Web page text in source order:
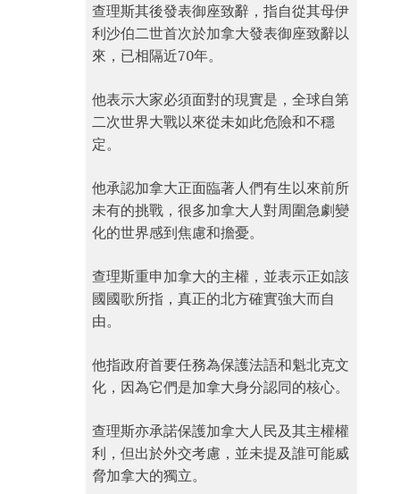
查理斯其後發表御座致辭，指自從其母伊
利沙伯二世首次於加拿大發表御座致辭以
來，已相隔近70年。
他表示大家必須面對的現實是，全球自第
二次世界大戰以來從未如此危險和不穩
定。
他承認加拿大正面臨著人們有生以來前所
未有的挑戰，很多加拿大人對周圍急劇變
化的世界感到焦慮和擔憂。
查理斯重申加拿大的主權，並表示正如該
國國歌所指，真正的北方確實強大而自
由。
他指政府首要任務為保護法語和魁北克文
化，因為它們是加拿大身分認同的核心。
查理斯亦承諾保護加拿大人民及其主權權
利，但出於外交考慮，並未提及誰可能威
脅加拿大的獨立。